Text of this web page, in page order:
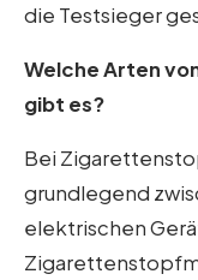
die Testsieger
Welche Arten
gibt es?
Bei
grundlegend
elektrischen